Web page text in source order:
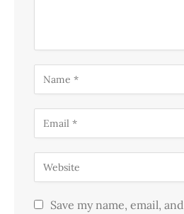
Save my name, email,